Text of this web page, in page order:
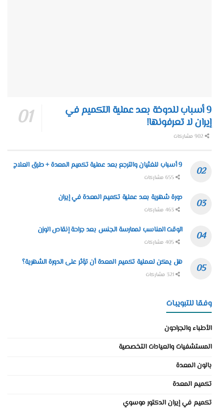
9 أسباب للدوخة بعد عملية التكميم في
إيران لا تعرفونها!
9 أسباب للغثيان والترجع بعد عملية تكميم المعدة + طرق العلاج
دورة شهرية بعد عملية تكميم المعدة في إيران
الوقت المناسب لممارسة الجنس بعد جراحة إنقاص الوزن
هل يمكن لعملية تكميم المعدة أن تؤثر على الدورة الشهرية؟
وفقا للتبويبات
الأطباء والجراحون
المستشفيات والعيادات التخصصية
بالون المعدة
تكميم المعدة
تكميم في إيران الدكتور موسوي